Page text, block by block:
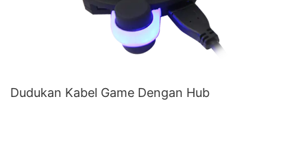
Dudukan Kabel Game Dengan Hub